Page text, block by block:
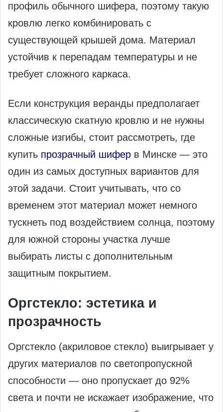
профиль обычного шифера, поэтому такую
кровлю легко комбинировать с
существующей крышей дома. Материал
устойчив к перепадам температуры и не
требует сложного каркаса.
Если конструкция веранды предполагает
классическую скатную кровлю и не нужны
сложные изгибы, стоит рассмотреть, где
купить прозрачный шифер в Минске — это
один из самых доступных вариантов для
этой задачи. Стоит учитывать, что со
временем этот материал может немного
тускнеть под воздействием солнца, поэтому
для южной стороны участка лучше
выбирать листы с дополнительным
защитным покрытием.
Оргстекло: эстетика и
прозрачность
Оргстекло (акриловое стекло) выигрывает у
других материалов по светопропускной
способности — оно пропускает до 92%
света и почти не искажает изображение, что